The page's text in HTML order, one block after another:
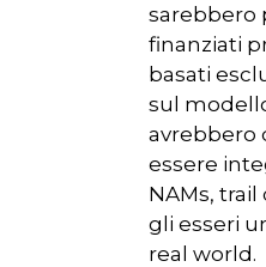
sarebbero
finanziati
basati
sul
avrebbero
essere
NAMs, trail
gli esseri
real world.